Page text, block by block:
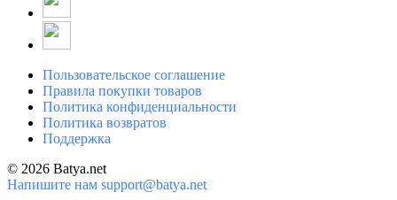
Пользовательское соглашение
Правила покупки товаров
Политика конфиденциальности
Политика возвратов
Поддержка
© 2026 Batya.net
Напишите нам support@batya.net